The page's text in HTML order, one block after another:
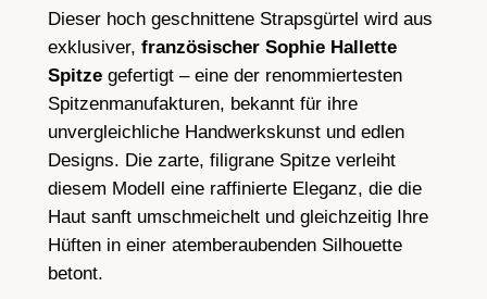
i
t
S
t
ä
b
c
h
e
n
Dieser hoch geschnittene Strapsgürtel wird aus
exklusiver, französischer Sophie Hallette
Spitzegefertigt – eine der renommiertesten
Spitzenmanufakturen, bekannt für ihre
unvergleichliche Handwerkskunst und edlen
Designs. Die zarte, filigrane Spitze verleiht
diesem Modell eine raffinierte Eleganz, die die
Haut sanft umschmeichelt und gleichzeitig Ihre
Hüften in einer atemberaubenden Silhouette
betont.